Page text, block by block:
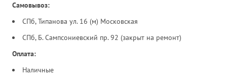
Самовывоз:
СПб, Типанова ул. 16 (м) Московская
СПб, Б. Сампсониевский пр. 92 (закрыт на ремонт)
Оплата:
Наличные